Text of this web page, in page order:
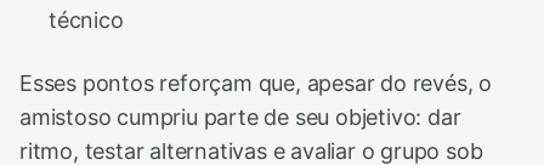
técnico
Esses pontos reforçam que, apesar do revés, o
amistoso cumpriu parte de seu objetivo: dar
ritmo, testar alternativas e avaliar o grupo sob